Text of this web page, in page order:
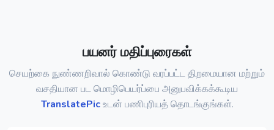
பயனர் மதிப்புரைகள்
செயற்கை நுண்ணறிவால் கொண்டு வரப்பட்ட திறமையான மற்றும்
வசதியான பட மொழிபெயர்ப்பை அனுபவிக்கக்கூடிய
TranslatePicஉடன் பணிபுரியத் தொடங்குங்கள்.